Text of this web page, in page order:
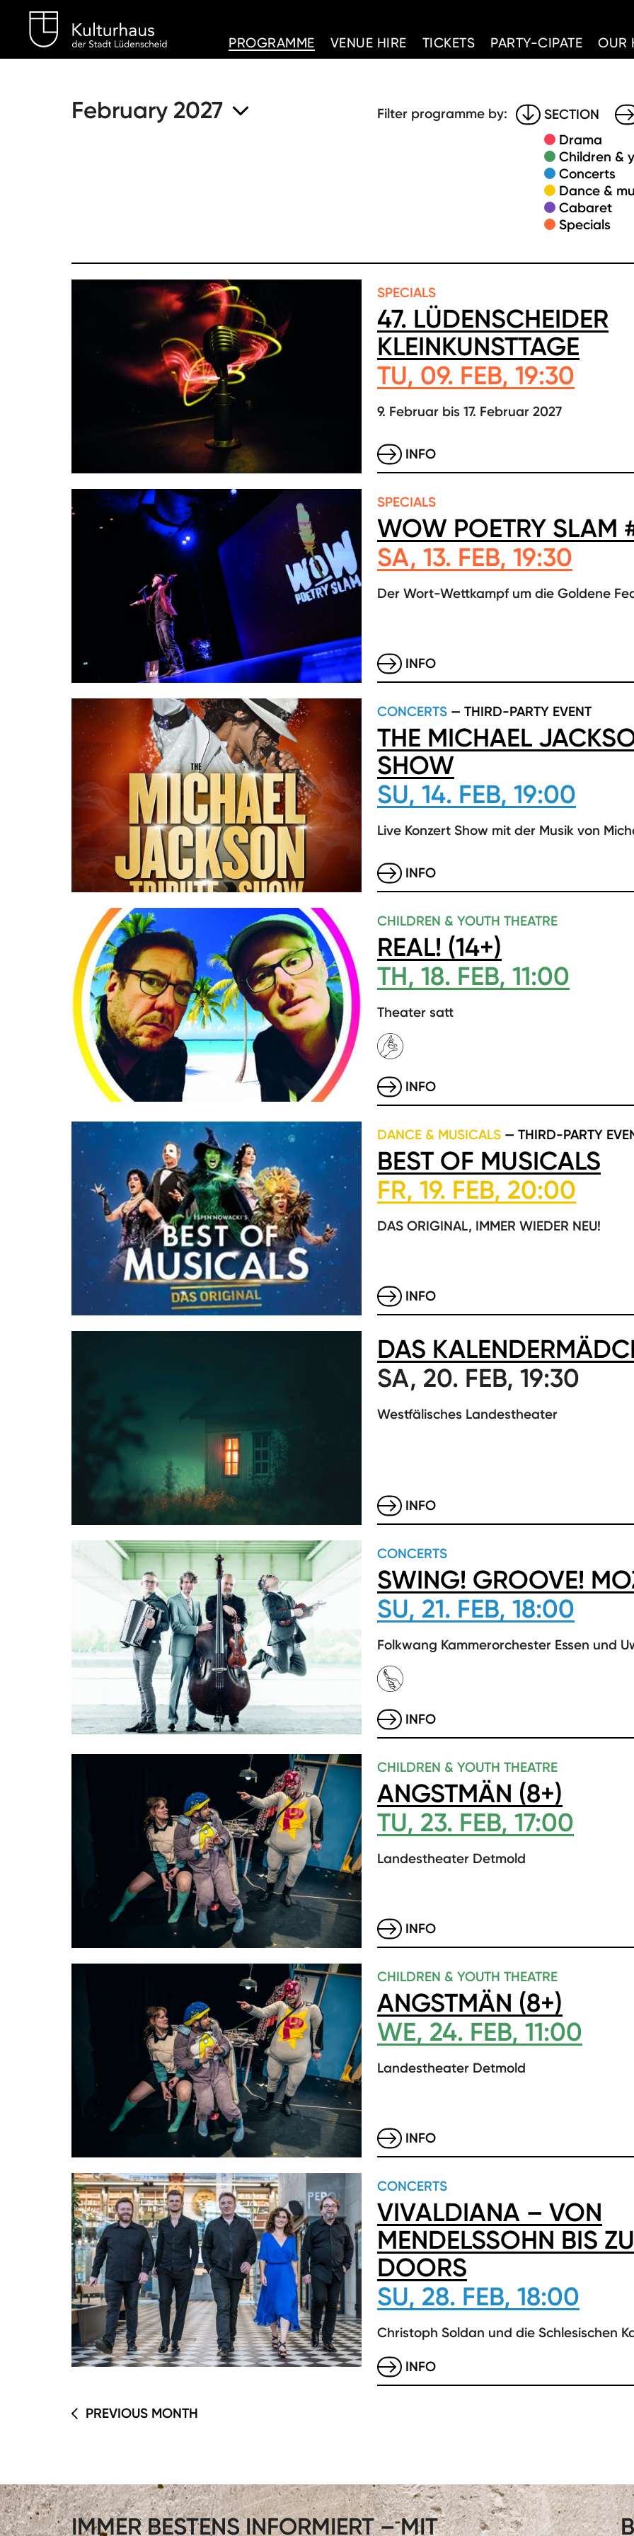
PROGRAMME
VENUE HIRE TICKETS PARTY-CIPATE OUR
February 2027 Filter programme by:
SECTION
Drama
Children &
Concerts
Dance &
Cabaret
Specials
SPECIALS
47. LÜDENSCHEIDER
KLEINKUNSTTAGE
TU, 09. FEB, 19:30
9. Februar bis 17. Februar 2027
INFO
SPECIALS
WOW POETRY SLAM
SA, 13. FEB, 19:30
Der Wort-Wettkampf um die Goldene
INFO
CONCERTS — THIRD-PARTY EVENT
THE MICHAEL
SHOW
SU, 14. FEB, 19:00
Live Konzert Show mit der Musik von
INFO
CHILDREN & YOUTH THEATRE
REAL! (14+)
TH, 18. FEB, 11:00
Theater satt
INFO
DANCE & MUSICALS — THIRD-PARTY
BEST OF MUSICALS
FR, 19. FEB, 20:00
DAS ORIGINAL, IMMER WIEDER NEU!
INFO
DAS
SA, 20. FEB, 19:30
Westfälisches Landestheater
INFO
CONCERTS
SWING! GROOVE!
SU, 21. FEB, 18:00
Folkwang Kammerorchester Essen und
INFO
CHILDREN & YOUTH THEATRE
ANGSTMÄN (8+)
TU, 23. FEB, 17:00
Landestheater Detmold
INFO
CHILDREN & YOUTH THEATRE
ANGSTMÄN (8+)
WE, 24. FEB, 11:00
Landestheater Detmold
INFO
CONCERTS
VIVALDIANA – VON
MENDELSSOHN BIS
DOORS
SU, 28. FEB, 18:00
Christoph Soldan und die Schlesischen
INFO
PREVIOUS MONTH
IMMER BESTENS INFORMIERT – MIT